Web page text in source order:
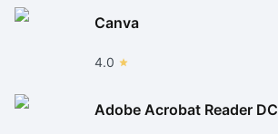
Canva
4.0
Adobe Acrobat Reader DC